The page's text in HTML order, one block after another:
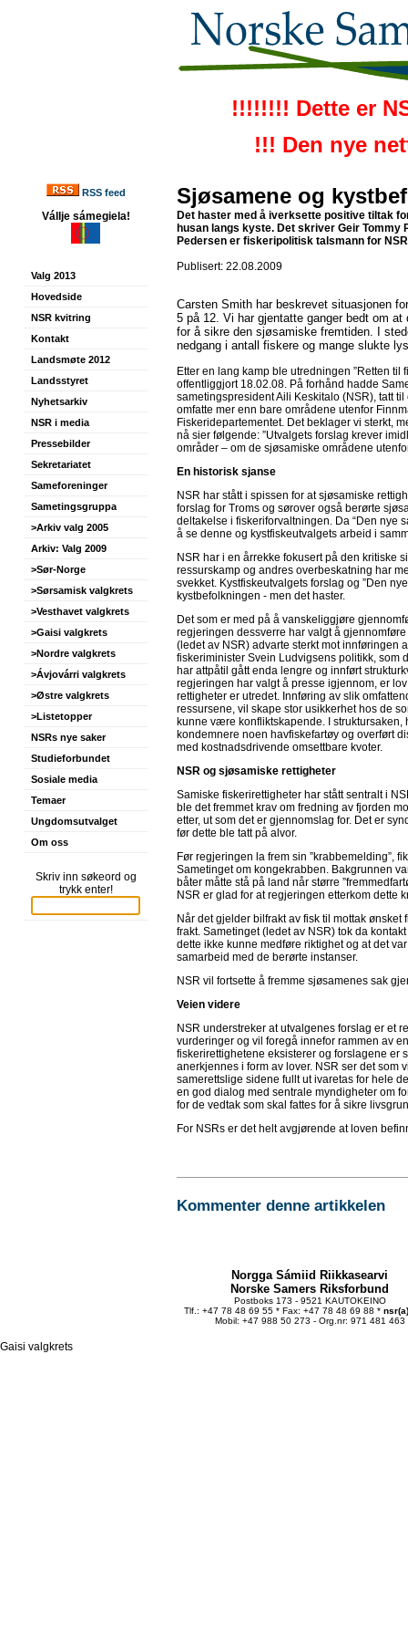
!!!!!!!! Dette er
!!! Den nye
RSS feed
Vállje sámegiela!
Valg 2013
Hovedside
NSR kvitring
Kontakt
Landsmøte 2012
Landsstyret
Nyhetsarkiv
NSR i media
Pressebilder
Sekretariatet
Sameforeninger
Sametingsgruppa
>Arkiv valg 2005
Arkiv: Valg 2009
>Sør-Norge
>Sørsamisk valgkrets
>Vesthavet valgkrets
>Gaisi valgkrets
>Nordre valgkrets
>Ávjovárri valgkrets
>Østre valgkrets
>Listetopper
NSRs nye saker
Studieforbundet
Sosiale media
Temaer
Ungdomsutvalget
Om oss
Skriv inn søkeord og
trykk enter!
Sjøsamene og
Det haster med å iverksette positive tiltak
husan langs kyste. Det skriver Geir Tommy
Pedersen er fiskeripolitisk talsmann for
Publisert: 22.08.2009
Carsten Smith har beskrevet situasjonen
5 på 12. Vi har gjentatte ganger bedt om
for å sikre den sjøsamiske fremtiden. I
nedgang i antall fiskere og mange slukte
Etter en lang kamp ble utredningen ”Retten til
offentliggjort 18.02.08. På forhånd hadde
sametingspresident Aili Keskitalo (NSR), tatt
omfatte mer enn bare områdene utenfor
Fiskeridepartementet. Det beklager vi sterkt,
nå sier følgende: ”Utvalgets forslag krever
områder – om de sjøsamiske områdene
En historisk sjanse
NSR har stått i spissen for at sjøsamiske
forslag for Troms og sørover også berørte
deltakelse i fiskeriforvaltningen. Da “Den nye
å se denne og kystfiskeutvalgets arbeid i
NSR har i en årrekke fokusert på den kritiske
ressurskamp og andres overbeskatning har
svekket. Kystfiskeutvalgets forslag og ”Den
kystbefolkningen - men det haster.
Det som er med på å vanskeliggjøre
regjeringen dessverre har valgt å
(ledet av NSR) advarte sterkt mot innføringen
fiskeriminister Svein Ludvigsens politikk, som
har attpåtil gått enda lengre og innført
regjeringen har valgt å presse igjennom, er
rettigheter er utredet. Innføring av slik
ressursene, vil skape stor usikkerhet hos de
kunne være konfliktskapende. I
kondemnere noen havfiskefartøy og overført
med kostnadsdrivende omsettbare kvoter.
NSR og sjøsamiske rettigheter
Samiske fiskerirettigheter har stått sentralt i
ble det fremmet krav om fredning av fjorden
etter, ut som det er gjennomslag for. Det er
før dette ble tatt på alvor.
Før regjeringen la frem sin ”krabbemelding”,
Sametinget om kongekrabben. Bakgrunnen
båter måtte stå på land når større
NSR er glad for at regjeringen etterkom dette
Når det gjelder bilfrakt av fisk til mottak
frakt. Sametinget (ledet av NSR) tok da
dette ikke kunne medføre riktighet og at det
samarbeid med de berørte instanser.
NSR vil fortsette å fremme sjøsamenes sak
Veien videre
NSR understreker at utvalgenes forslag er et
vurderinger og vil foregå innefor rammen av
fiskerirettighetene eksisterer og forslagene er
anerkjennes i form av lover. NSR ser det som
samerettslige sidene fullt ut ivaretas for hele
en god dialog med sentrale myndigheter om
for de vedtak som skal fattes for å sikre
For NSRs er det helt avgjørende at loven
Kommenter denne artikkelen
Norgga Sámiid Riikkasearvi
Norske Samers Riksforbund
Postboks 173 - 9521 KAUTOKEINO
Tlf.: +47 78 48 69 55 * Fax: +47 78 48 69 88 *
Mobil: +47 988 50 273 - Org.nr: 971 481 463
Gaisi valgkrets